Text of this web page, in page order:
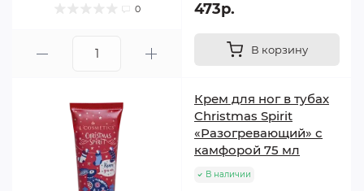
0 473р.
В корзину
Крем для ног в тубах
Christmas Spirit
«Разогревающий» с
камфорой 75 мл
В наличии